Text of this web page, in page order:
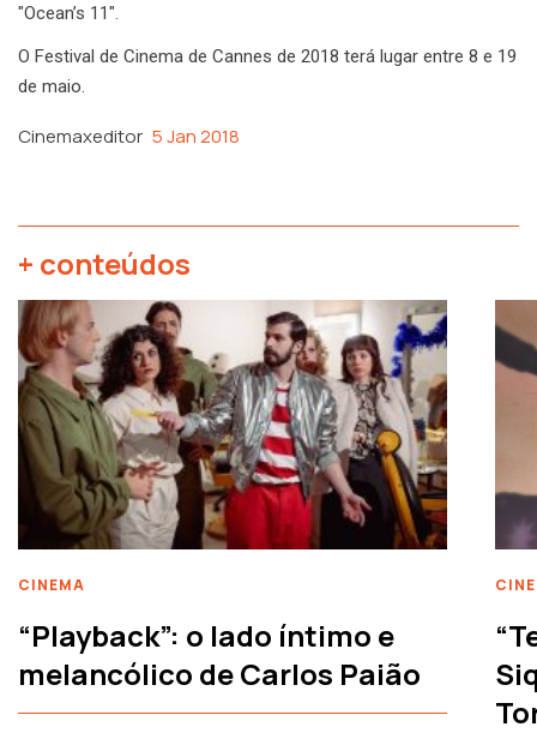
"Ocean’s 11".
O Festival de Cinema de Cannes de 2018 terá lugar entre 8 e 19
de maio.
Cinemaxeditor 5 Jan 2018
+ conteúdos
CINEMA
“Playback”: o lado íntimo e
melancólico de Carlos Paião